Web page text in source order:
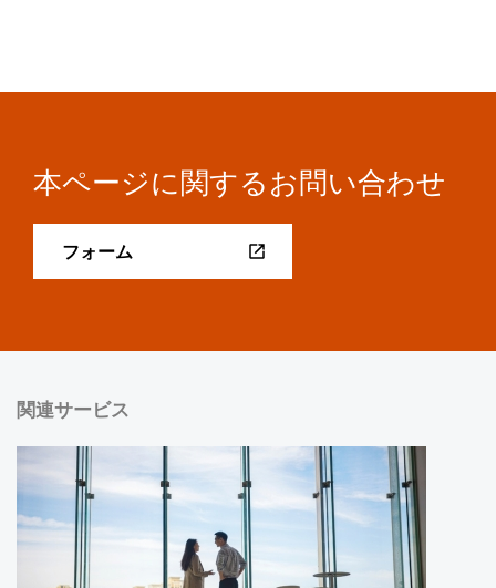
本ページに関するお問い合わせ
フォーム
関連サービス